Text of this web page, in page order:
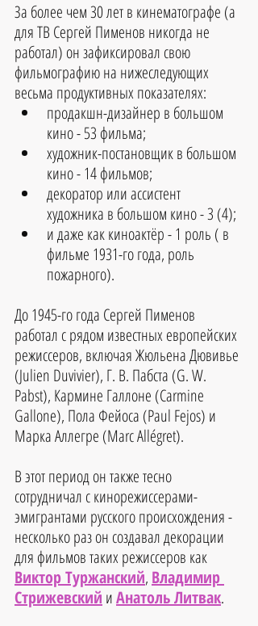
За более чем 30 лет в кинематографе (а
для ТВ Сергей Пименов никогда не
работал) он зафиксировал свою
фильмографию на нижеследующих
весьма продуктивных показателях:
продакшн-дизайнер в большом
кино - 53 фильма;
художник-постановщик в большом
кино - 14 фильмов;
декоратор или ассистент
художника в большом кино - 3 (4);
и даже как киноактёр - 1 роль ( в
фильме 1931-го года, роль
пожарного).
До 1945-го года Сергей Пименов
работал с рядом известных европейских
режиссеров, включая Жюльена Дювивье
(Julien Duvivier), Г. В. Пабста (G. W.
Pabst), Кармине Галлоне (Carmine
Gallone), Пола Фейоса (Paul Fejos) и
Марка Аллегре (Marc Allégret).
В этот период он также тесно
сотрудничал с кинорежиссерами-
эмигрантами русского происхождения -
несколько раз он создавал декорации
для фильмов таких режиссеров как
Виктор Туржанский, Владимир
Стрижевский и Анатоль Литвак.